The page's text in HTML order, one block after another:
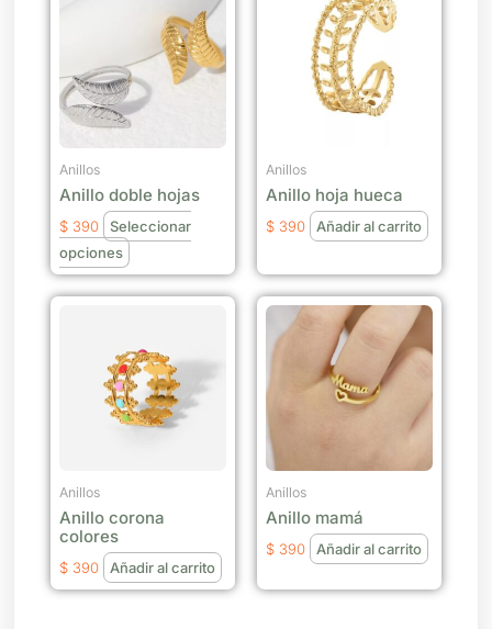
Anillos
Anillo doble hojas
$ 390
Seleccionar
opciones
producto
tiene
múltiples
variantes.
Las
opciones
pueden
elegir
en
la
página
producto
Anillos
Anillo hoja hueca
$ 390 Añadir al carrito
Anillos
Anillo corona
colores
$ 390 Añadir al carrito
Anillos
Anillo mamá
$ 390 Añadir al carrito